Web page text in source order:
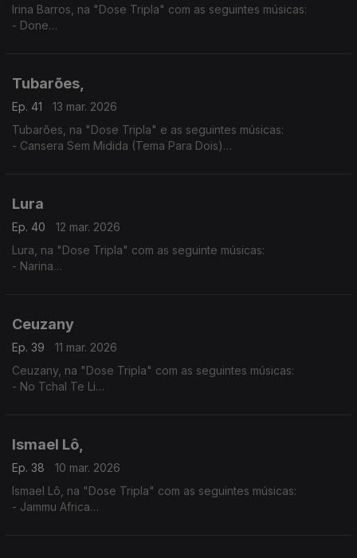
Irina Barros, na "Dose Tripla" com as seguintes músicas:
- Done
Tubarões,
Ep. 41
13 mar. 2026
Tubarões, na "Dose Tripla" e as seguintes músicas:
- Cansera Sem Midida (Tema Para Dois)
Lura
Ep. 40
12 mar. 2026
Lura, na "Dose Tripla" com as seguinte músicas:
- Narina
Ceuzany
Ep. 39
11 mar. 2026
Ceuzany, na "Dose Tripla" com as seguintes músicas:
- No Tchal Te Li
Ismael Lô,
Ep. 38
10 mar. 2026
Ismael Lô, na "Dose Tripla" com as seguintes músicas:
- Jammu Africa